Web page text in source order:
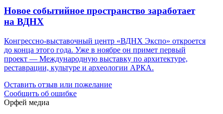
Новое событийное пространство заработает
на ВДНХ
Конгрессно-выставочный центр «ВДНХ Экспо» откроется
до конца этого года. Уже в ноябре он примет первый
проект — Международную выставку по архитектуре,
реставрации, культуре и археологии АРКА.
Оставить отзыв или пожелание
Сообщить об ошибке
Орфей медиа